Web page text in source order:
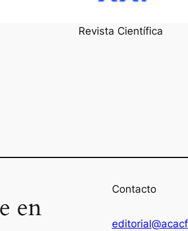
Revista Científica
en
Contacto